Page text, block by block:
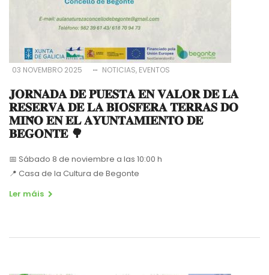
03 NOVEMBRO 2025 NOTICIAS EVENTOS
𝐉𝐎𝐑𝐍𝐀𝐃𝐀 𝐃𝐄 𝐏𝐔𝐄𝐒𝐓𝐀 𝐄𝐍 𝐕𝐀𝐋𝐎𝐑 𝐃𝐄 𝐋𝐀
𝐑𝐄𝐒𝐄𝐑𝐕𝐀 𝐃𝐄 𝐋𝐀 𝐁𝐈𝐎𝐒𝐅𝐄𝐑𝐀 𝐓𝐄𝐑𝐑𝐀𝐒 𝐃𝐎
𝐌𝐈𝐍̃𝐎 𝐄𝐍 𝐄𝐋 𝐀𝐘𝐔𝐍𝐓𝐀𝐌𝐈𝐄𝐍𝐓𝐎 𝐃𝐄
𝐁𝐄𝐆𝐎𝐍𝐓𝐄 🌳
📅 Sábado 8 de noviembre a las 10:00 h
📍 Casa de la Cultura de Begonte
Ler máis